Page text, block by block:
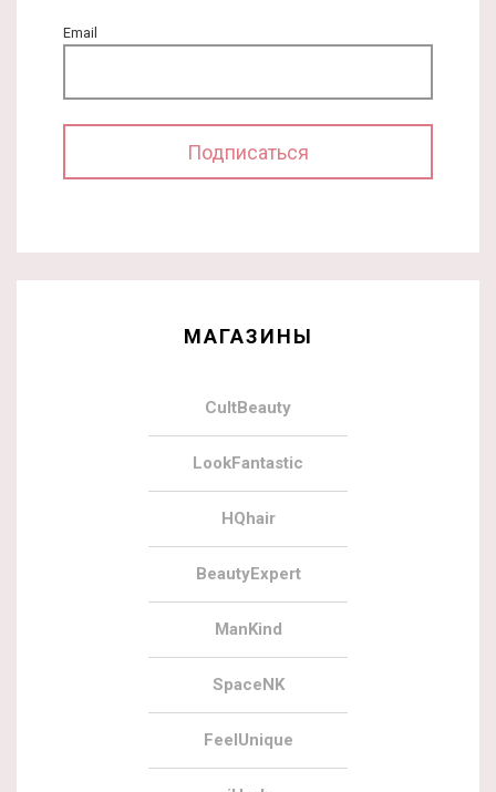
Email
МАГАЗИНЫ
CultBeauty
LookFantastic
HQhair
BeautyExpert
ManKind
SpaceNK
FeelUnique